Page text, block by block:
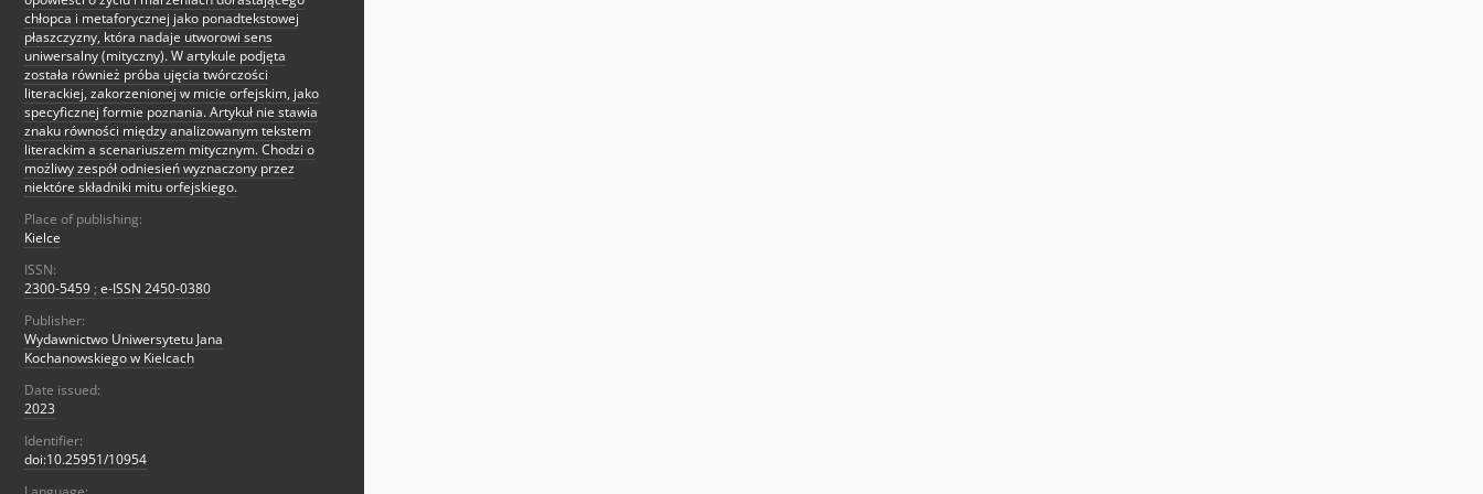
chłopca i metaforycznej jako ponadtekstowej
płaszczyzny, która nadaje utworowi sens
uniwersalny (mityczny). W artykule podjęta
została również próba ujęcia twórczości
literackiej, zakorzenionej w micie orfejskim, jako
specyficznej formie poznania. Artykuł nie stawia
znaku równości między analizowanym tekstem
literackim a scenariuszem mitycznym. Chodzi o
możliwy zespół odniesień wyznaczony przez
niektóre składniki mitu orfejskiego.
Place of publishing:
Kielce
ISSN:
2300-5459 ; e-ISSN 2450-0380
Publisher:
Wydawnictwo Uniwersytetu Jana
Kochanowskiego w Kielcach
Date issued:
2023
Identifier:
doi:10.25951/10954